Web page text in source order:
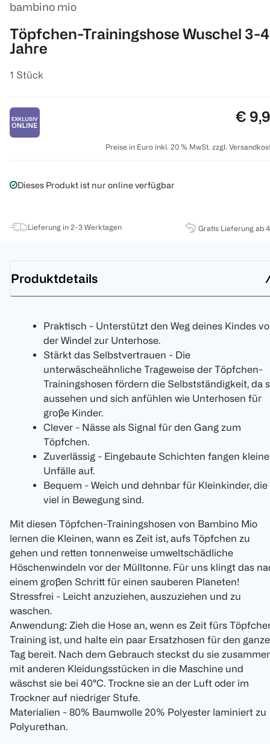
bambino mio
Töpfchen-Trainingshose Wuschel 3-4
Jahre
1 Stück
€
Preise in Euro inkl. 20 % MwSt. zzgl.
Dieses Produkt ist nur online verfügbar
Lieferung in 2-3 Werktagen Gratis Lieferung ab
Produktdetails
Praktisch - Unterstützt den Weg deines Kindes
der Windel zur Unterhose.
Stärkt das Selbstvertrauen - Die
unterwäscheähnliche Trageweise der Töpfchen-
Trainingshosen fördern die Selbstständigkeit, da
aussehen und sich anfühlen wie Unterhosen für
große Kinder.
Clever - Nässe als Signal für den Gang zum
Töpfchen.
Zuverlässig - Eingebaute Schichten fangen kleine
Unfälle auf.
Bequem - Weich und dehnbar für Kleinkinder, die
viel in Bewegung sind.
Mit diesen Töpfchen-Trainingshosen von Bambino Mio
lernen die Kleinen, wann es Zeit ist, aufs Töpfchen zu
gehen und retten tonnenweise umweltschädliche
Höschenwindeln vor der Mülltonne. Für uns klingt das
einem großen Schritt für einen sauberen Planeten!
Stressfrei - Leicht anzuziehen, auszuziehen und zu
waschen.
Anwendung: Zieh die Hose an, wenn es Zeit fürs
Training ist, und halte ein paar Ersatzhosen für den
Tag bereit. Nach dem Gebrauch steckst du sie
mit anderen Kleidungsstücken in die Maschine und
wäschst sie bei 40°C. Trockne sie an der Luft oder im
Trockner auf niedriger Stufe.
Materialien - 80% Baumwolle 20% Polyester laminiert zu
Polyurethan.